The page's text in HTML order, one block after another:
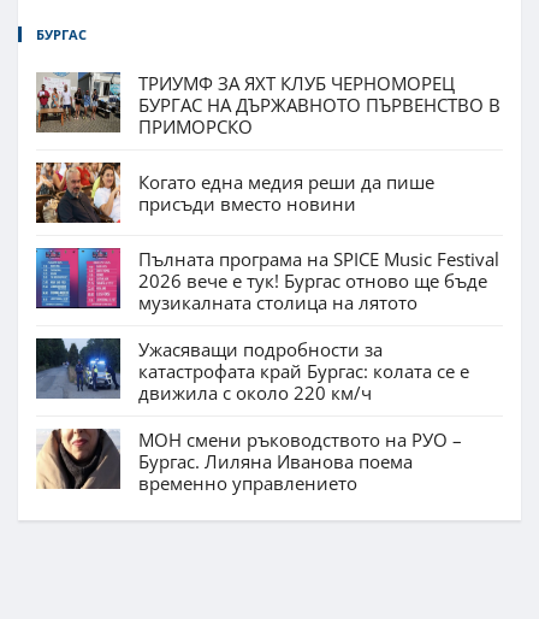
БУРГАС
ТРИУМФ ЗА ЯХТ КЛУБ ЧЕРНОМОРЕЦ
БУРГАС НА ДЪРЖАВНОТО ПЪРВЕНСТВО В
ПРИМОРСКО
Когато една медия реши да пише
присъди вместо новини
Пълната програма на SPICE Music Festival
2026 вече е тук! Бургас отново ще бъде
музикалната столица на лятото
Ужасяващи подробности за
катастрофата край Бургас: колата се е
движила с около 220 км/ч
МОН смени ръководството на РУО –
Бургас. Лиляна Иванова поема
временно управлението